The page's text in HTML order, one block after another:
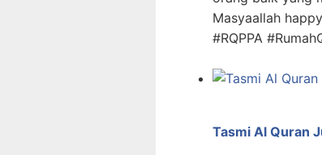
Masyaallah
#RQPPA
Tasmi Al Quran